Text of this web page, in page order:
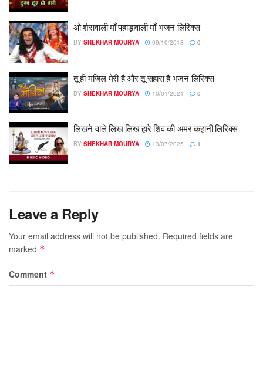
ओ शेरावाली माँ पहाड़ावाली माँ भजन लिरिक्स
BY SHEKHAR MOURYA 09/10/2018 0
तू ही मंजिल मेरी है और तू सहारा है भजन लिरिक्स
BY SHEKHAR MOURYA 10/01/2021 0
लिखने वाले लिख लिख हारे शिव की अमर कहानी लिरिक्स
BY SHEKHAR MOURYA 13/07/2025 1
Leave a Reply
Your email address will not be published. Required fields are
marked *
Comment *